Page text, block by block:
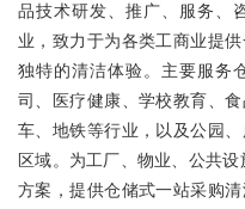
品技术研发、推广、服务、
业，致力于为各类工商业提
独特的清洁体验。主要服务
司、医疗健康、学校教育、
车、地铁等行业，以及公园
区域。为工厂、物业、公共
方案，提供仓储式一站采购